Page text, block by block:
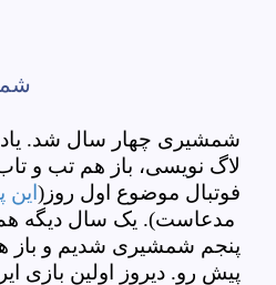
شمشیری چهار سال شد.
لاگ نویسی، باز هم تب و
فوتبال موضوع اول روز(
مدعاست). یک سال دیگه
پنجم شمشیری شدیم و باز
پیش رو. دیروز اولین بازی